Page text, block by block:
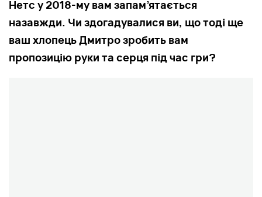
Нетс у 2018-му вам запам’ятається
назавжди. Чи здогадувалися ви, що тоді ще
ваш хлопець Дмитро зробить вам
пропозицію руки та серця під час гри?